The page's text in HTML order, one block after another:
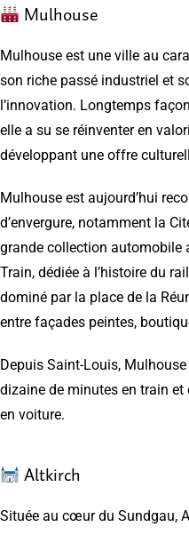
Mulhouse
Mulhouse est une ville au
son riche passé industriel et
l’innovation. Longtemps
elle a su se réinventer en
développant une offre
Mulhouse est aujourd’hui
d’envergure, notamment la
grande collection automobile
Train, dédiée à l’histoire du
dominé par la place de la
entre façades peintes,
Depuis Saint-Louis,
dizaine de minutes en train
en voiture.
Altkirch
Située au cœur du Sundgau,